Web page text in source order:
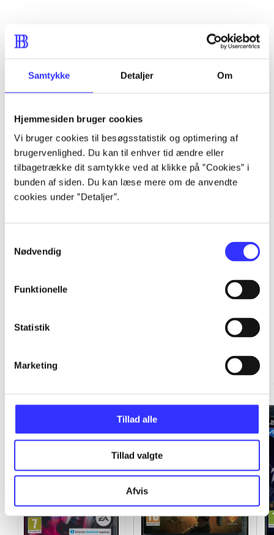
Samtykke Detaljer Om
Hjemmesiden bruger cookies
Vi bruger cookies til besøgsstatistik og optimering af
brugervenlighed. Du kan til enhver tid ændre eller
tilbagetrække dit samtykke ved at klikke på ”Cookies” i
bunden af siden. Du kan læse mere om de anvendte
cookies under ”Detaljer”.
Nødvendig
Funktionelle
Statistik
Marketing
Tillad alle
Tillad valgte
Afvis
Artikler
...
...